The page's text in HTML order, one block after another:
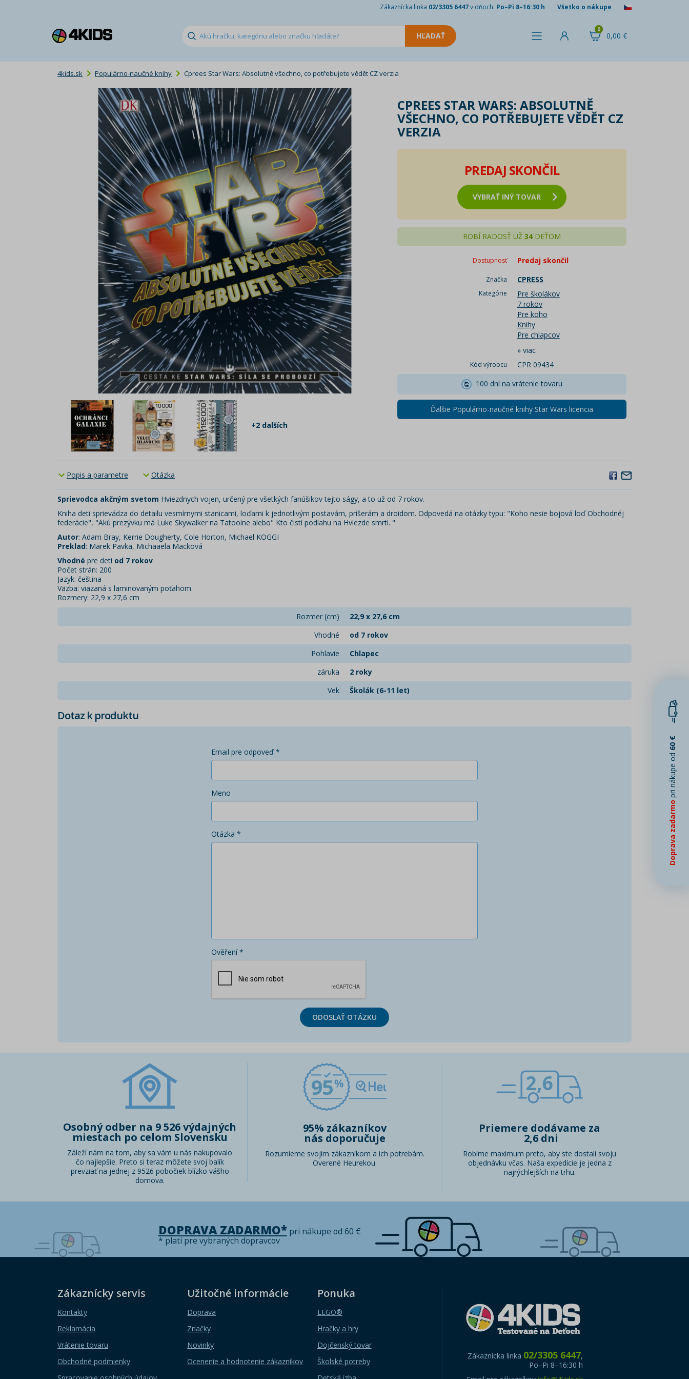
Zákaznícka linka 02/3305 6447v dňoch: Po–Pi 8–16:30 h Všetko o nákupe
0,00 €
0
4kids.sk Populárno-naučné knihy Cprees Star Wars: Absolutně všechno, co potřebujete vědět CZ verzia
+2 dalších
CPREES STAR WARS: ABSOLUTNĚ
VŠECHNO, CO POTŘEBUJETE VĚDĚT CZ
VERZIA
PREDAJ SKONČIL
VYBRAŤ INÝ TOVAR
ROBÍ RADOSŤ UŽ34DEŤOM
Dostupnosť Predaj skončil
Značka CPRESS
Kategórie
Pre školákov
7 rokov
Pre koho
Knihy
Pre chlapcov
» viac
Kód výrobcu
CPR 09434
100 dní na vrátenie tovaru
Ďalšie Populárno-naučné knihy Star Wars licencia
Popis a parametre Otázka
Sprievodca akčným svetom Hviezdnych vojen, určený pre všetkých fanúšikov tejto ságy, a to už od 7 rokov.
Kniha deti sprievádza do detailu vesmírnymi stanicami, loďami k jednotlivým postavám, príšerám a droidom. Odpovedá na otázky typu: "Koho nesie bojová loď Obchodnéj
federácie", "Akú prezývku má Luke Skywalker na Tatooine alebo" Kto čistí podlahu na Hviezde smrti. "
Autor: Adam Bray, Kerrie Dougherty, Cole Horton, Michael KOGGI
Preklad: Marek Pavka, Michaaela Macková
Vhodné pre deti od 7 rokov
Počet strán: 200
Jazyk: čeština
Väzba: viazaná s laminovaným poťahom
Rozmery: 22,9 x 27,6 cm
Rozmer (cm)
22,9 x 27,6 cm
Vhodné
od 7 rokov
Pohlavie
Chlapec
záruka
2 roky
Vek
Školák (6-11 let)
Dotaz k produktu
Email pre odpoveď *
Meno
Otázka *
Ověření *
ODOSLAŤ OTÁZKU
Osobný odber na 9 526 výdajných
miestach po celom Slovensku
Záleží nám na tom, aby sa vám u nás nakupovalo
čo najlepšie. Preto si teraz môžete svoj balík
prevziať na jednej z 9526 pobočiek blízko vášho
domova.
95
95% zákazníkov
nás doporučuje
Rozumieme svojim zákazníkom a ich potrebám.
Overené Heurekou.
2,6
Priemere dodávame za
2,6 dni
Robíme maximum preto, aby ste dostali svoju
objednávku včas. Naša expedície je jedna z
najrýchlejších na trhu.
DOPRAVA ZADARMO*pri nákupe od 60 €
* platí pre vybraných dopravcov
Zákaznícky servis
Kontakty
Reklamácia
Vrátenie tovaru
Obchodné podmienky
Užitočné informácie
Doprava
Značky
Novinky
Ocenenie a hodnotenie zákazníkov
Ponuka
LEGO®
Hračky a hry
Dojčenský tovar
Školské potreby
Zákaznícka linka 02/3305 6447,
Po–Pi 8–16:30 h
Doprava zadarmo
pri nákupe od
60 €